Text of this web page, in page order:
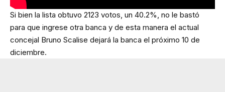
Si bien la lista obtuvo 2123 votos, un 40.2%, no le bastó
para que ingrese otra banca y de esta manera el actual
concejal Bruno Scalise dejará la banca el próximo 10 de
diciembre.